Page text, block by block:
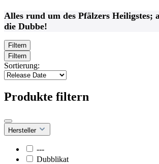
Alles rund um des Pfälzers Heiligstes;
die Dubbe!
Filtern
Filtern
Sortierung:
Produkte filtern
Hersteller
---
Dubblikat